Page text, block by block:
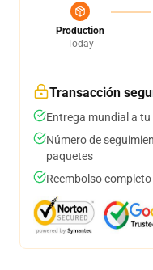
Production
Today
Transacción
Entrega mundial a
Número de
paquetes
Reembolso